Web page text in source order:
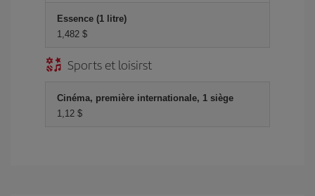
Essence (1 litre)
1,482 $
Sports et loisirst
Cinéma, première internationale, 1 siège
1,12 $